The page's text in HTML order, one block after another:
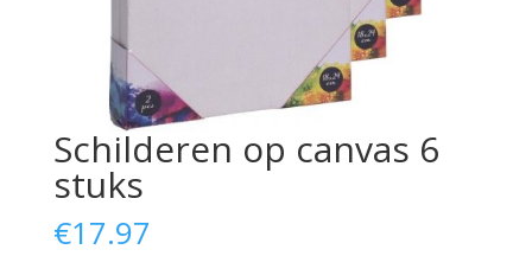
Schilderen op canvas 6
stuks
€17.97